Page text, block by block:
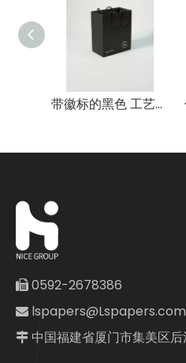
带徽标的黑色 工艺品 纸袋
 0592-2678386
 lspapers@Lspapers.com
 中国福建省厦门市集美区